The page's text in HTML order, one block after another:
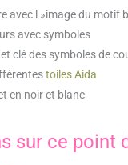
avec l »image du motif
avec symboles
clé des symboles de
toiles Aida
en noir et blanc
sur ce point